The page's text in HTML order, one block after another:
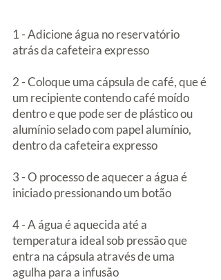
1 - Adicione água no reservatório
atrás da cafeteira expresso
2 - Coloque uma cápsula de café, que é
um recipiente contendo café moído
dentro e que pode ser de plástico ou
alumínio selado com papel alumínio,
dentro da cafeteira expresso
3 - O processo de aquecer a água é
iniciado pressionando um botão
4 - A água é aquecida até a
temperatura ideal sob pressão que
entra na cápsula através de uma
agulha para a infusão